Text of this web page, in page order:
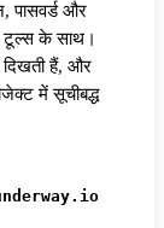
पासवर्ड और
टूल्स के साथ।
हैं, और
में सूचीबद्ध